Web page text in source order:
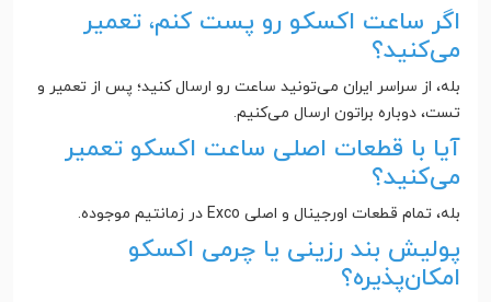
اگر ساعت اکسکو رو پست کنم، تعمیر
می‌کنید؟
بله، از سراسر ایران می‌تونید ساعت رو ارسال کنید؛ پس از تعمیر و
تست، دوباره براتون ارسال می‌کنیم.
آیا با قطعات اصلی ساعت اکسکو تعمیر
می‌کنید؟
بله، تمام قطعات اورجینال و اصلی Exco در زمانتیم موجوده.
پولیش بند رزینی یا چرمی اکسکو
امکان‌پذیره؟